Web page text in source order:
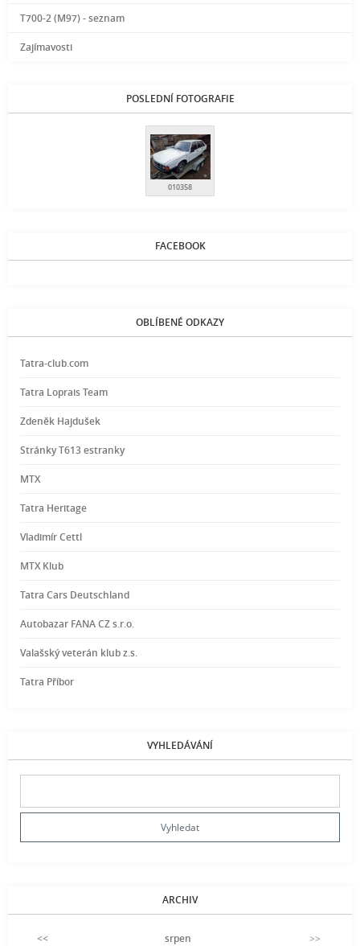
T700-2 (M97) - seznam
Zajímavosti
POSLEDNÍ FOTOGRAFIE
010358
FACEBOOK
OBLÍBENÉ ODKAZY
Tatra-club.com
Tatra Loprais Team
Zdeněk Hajdušek
Stránky T613 estranky
MTX
Tatra Heritage
Vladimír Cettl
MTX Klub
Tatra Cars Deutschland
Autobazar FANA CZ s.r.o.
Valašský veterán klub z.s.
Tatra Příbor
VYHLEDÁVÁNÍ
ARCHIV
<< srpen
>>